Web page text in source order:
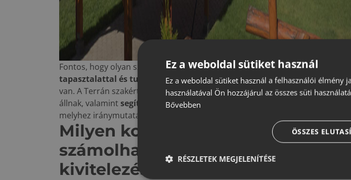
Fontos, hogy olyan szakembert válasszunk, aki megfelelő eszközökkel,
tapasztalattal és tudással
rendelkezik. Erre sok esetben a gyártóknak
van. A Terrán szakértői
ingyenes állapotfelméréskeretében is
állnak, valamintsegítséget nyújtanak
melyhez iránymutatást kaphatunk az
Milyen kockázati tényezőkkel
számolhatunk, ha nem tökéletes
kivitelezésű a tető?
Ez a weboldal sütiket használ
Ez a weboldal sütiket használ a felhasználói élmény
használatával Ön hozzájárul az összes süti
Bővebben
ÖSSZES
RÉSZLETEK MEGJELENÍTÉSE